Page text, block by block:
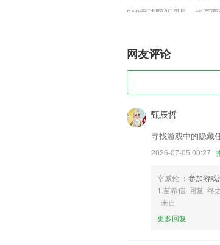
310看球网低调是一款画
情冒险关卡，都是根据
310看球网低调软件
2,在线找模特艺人、百万
3,短视频压缩利器，支持
4,收集了真实的图片,在
5,栏目矩阵
310看球网低调软
1.图层混合，剪切融合。
2.随时都可以在线交流互
网友评论
甄辰哲
寻找游戏中的隐藏
2026-07-05 00:27
宰威伦 ：参加游
1.苗希信 回复 终
来自
更多回复